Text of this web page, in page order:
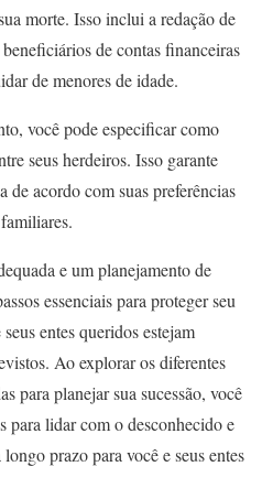
morte. Isso inclui a redação de
de contas financeiras
de menores de idade.
você pode especificar como
seus herdeiros. Isso garante
de acordo com suas preferências
e um planejamento de
essenciais para proteger seu
entes queridos estejam
Ao explorar os diferentes
para planejar sua sucessão, você
para lidar com o desconhecido e
prazo para você e seus entes